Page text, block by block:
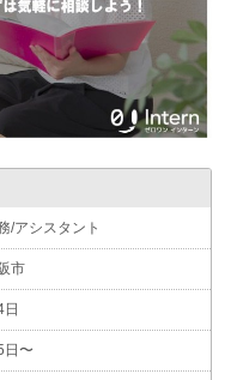
/アシスタント
市
日〜